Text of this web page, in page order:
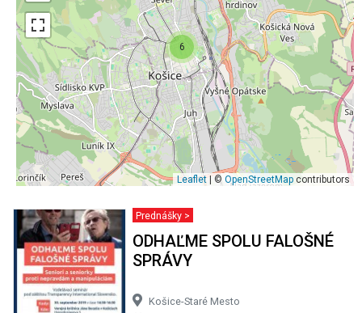
6
Leaflet | © OpenStreetMap contributors
Prednášky >
ODHAĽME SPOLU FALOŠNÉ
SPRÁVY
Košice-Staré Mesto